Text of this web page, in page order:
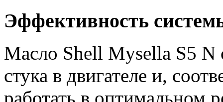
Эффективность
Масло Shell Mysella S5 N
стука в двигателе и,
работать в оптимальном